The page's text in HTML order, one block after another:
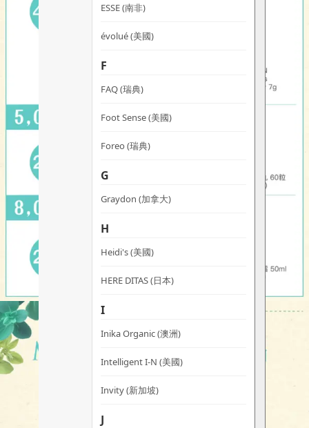
ESSE (南非)
évolué (美國)
F
FAQ (瑞典)
Foot Sense (美國)
Foreo (瑞典)
G
Graydon (加拿大)
H
Heidi's (美國)
HERE DITAS (日本)
I
Inika Organic (澳洲)
Intelligent I-N (美國)
Invity (新加坡)
J